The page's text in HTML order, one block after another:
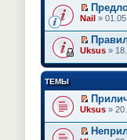
П
р
е
й
т
и
п
е
р
о
м
Nail »
П
р
т
и
к
п
е
Uksus »
ТЕМЫ
П
р
е
Uksus »